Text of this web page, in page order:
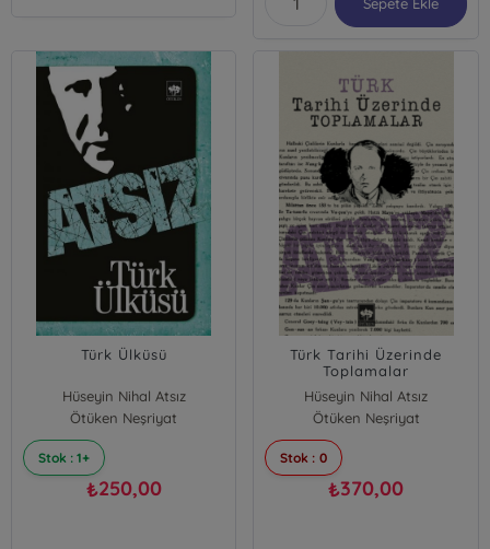
Türk Ülküsü
Hüseyin Nihal Atsız
Ötüken Neşriyat
Stok : 1+
₺250,00
Türk Tarihi Üzerinde
Toplamalar
Hüseyin Nihal Atsız
Ötüken Neşriyat
Stok : 0
₺370,00